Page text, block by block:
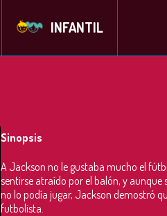
INFANTIL
Sinopsis
A Jackson no le gustaba mucho el
sentirse atraído por el balón, y
no lo podía jugar, Jackson demostró
futbolista.